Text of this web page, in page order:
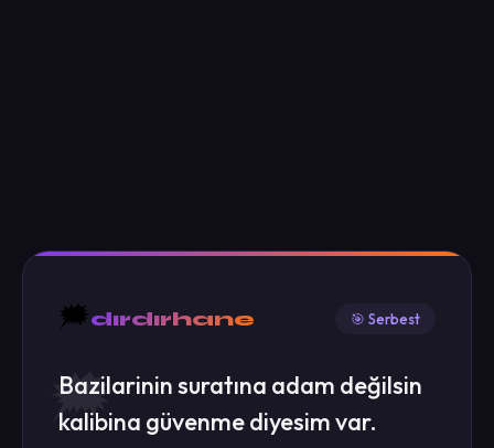
🗯️dırdırhane 🎯 Serbest
Bazilarinin suratına adam değilsin
kalibina güvenme diyesim var.